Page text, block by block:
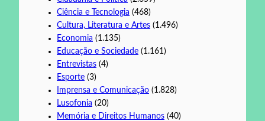
Ciência e Tecnologia (468)
Cultura, Literatura e Artes (1.496)
Economia (1.135)
Educação e Sociedade (1.161)
Entrevistas (4)
Esporte (3)
Imprensa e Comunicação (1.828)
Lusofonia (20)
Memória e Direitos Humanos (40)